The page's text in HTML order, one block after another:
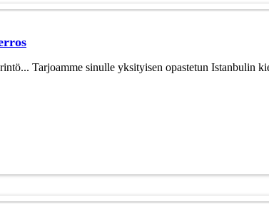
Tarjoamme sinulle yksityisen opastetun Istanbulin